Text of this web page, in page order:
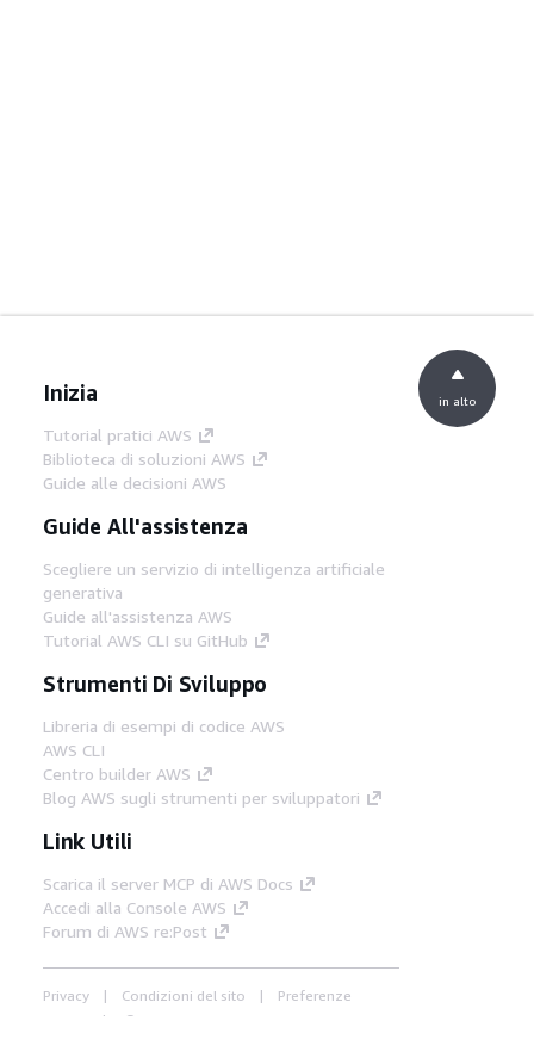
Inizia
Tutorial pratici AWS
Biblioteca di soluzioni AWS
Guide alle decisioni AWS
Guide All'assistenza
Scegliere un servizio di intelligenza artificiale
generativa
Guide all'assistenza AWS
Tutorial AWS CLI su GitHub
Strumenti Di Sviluppo
Libreria di esempi di codice AWS
AWS CLI
Centro builder AWS
Blog AWS sugli strumenti per sviluppatori
Link Utili
Scarica il server MCP di AWS Docs
Accedi alla Console AWS
Forum di AWS re:Post
Privacy Condizioni del sito
Preferenze
© 2026, Amazon Web Services, Inc. o
in alto